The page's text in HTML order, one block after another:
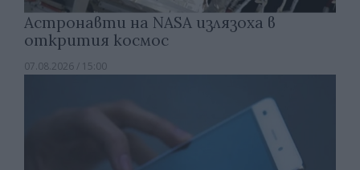
Астронавти на NASA излязоха в
открития космос
07.08.2026 / 15:00